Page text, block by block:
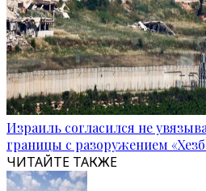
Израиль согласился не
границы с разоружением
ЧИТАЙТЕ ТАКЖЕ